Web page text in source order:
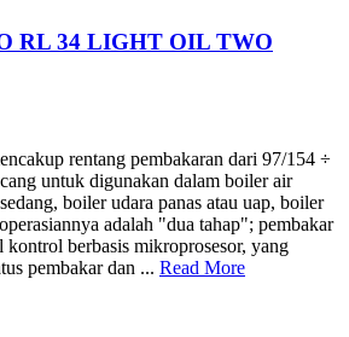
RL 34 LIGHT OIL TWO
rentang pembakaran dari 97/154 ÷
untuk digunakan dalam boiler air
boiler udara panas atau uap, boiler
adalah "dua tahap"; pembakar
kontrol berbasis mikroprosesor, yang
pembakar dan ... Read More